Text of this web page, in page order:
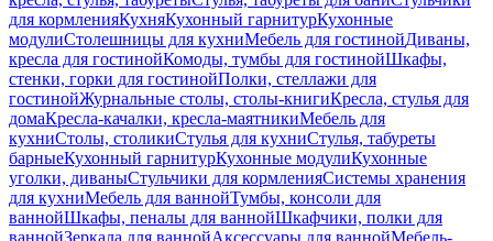
для кормленияКухняКухонный гарнитурКухонные
модулиСтолешницы для кухниМебель для гостинойДиваны,
кресла для гостинойКомоды, тумбы для гостинойШкафы,
стенки, горки для гостинойПолки, стеллажи для
гостинойЖурнальные столы, столы-книгиКресла, стулья для
домаКресла-качалки, кресла-маятникиМебель для
кухниСтолы, столикиСтулья для кухниСтулья, табуреты
барныеКухонный гарнитурКухонные модулиКухонные
уголки, диваныСтульчики для кормленияСистемы хранения
для кухниМебель для ваннойТумбы, консоли для
ваннойШкафы, пеналы для ваннойШкафчики, полки для
ваннойЗеркала для ваннойАксессуары для ваннойМебель-